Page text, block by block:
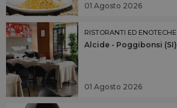
01 Agosto 2026
RISTORANTI ED ENOTECHE
Alcide - Poggibonsi (SI)
01 Agosto 2026